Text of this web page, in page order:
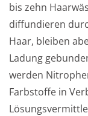
bis zehn
diffundieren
Haar, bleiben
Ladung
werden
Farbstoffe in